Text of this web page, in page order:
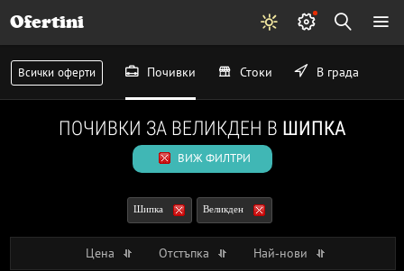
Ofertini
Всички оферти Почивки Стоки В града
ПОЧИВКИ ЗА ВЕЛИКДЕН В ШИПКА
ВИЖ ФИЛТРИ
Шипка Великден
Цена Отстъпка Най-нови